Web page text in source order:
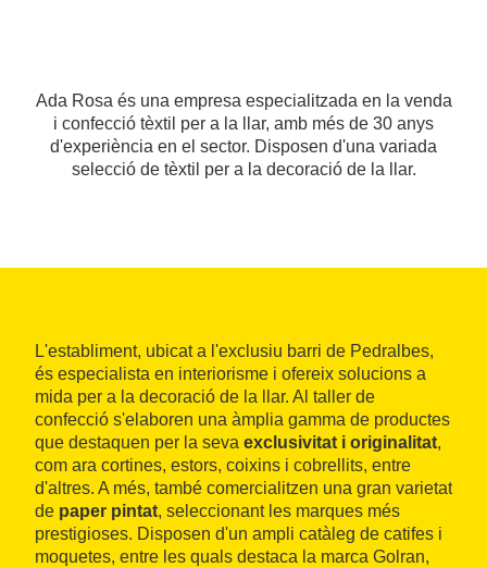
Ada Rosa és una empresa especialitzada en la venda
i confecció tèxtil per a la llar, amb més de 30 anys
d'experiència en el sector. Disposen d'una variada
selecció de tèxtil per a la decoració de la llar.
L'establiment, ubicat a l'exclusiu barri de Pedralbes,
és especialista en interiorisme i ofereix solucions a
mida per a la decoració de la llar. Al taller de
confecció s'elaboren una àmplia gamma de productes
que destaquen per la seva exclusivitat i originalitat,
com ara cortines, estors, coixins i cobrellits, entre
d'altres. A més, també comercialitzen una gran varietat
de paper pintat, seleccionant les marques més
prestigioses. Disposen d'un ampli catàleg de catifes i
moquetes, entre les quals destaca la marca Golran,